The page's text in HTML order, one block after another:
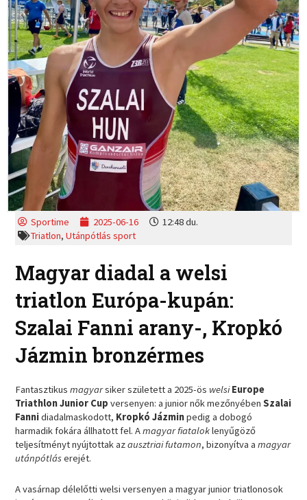
Sportime 2025-06-16
12:48 du.
Triatlon,Utánpótlás sport
Magyar diadal a welsi
triatlon Európa-kupán:
Szalai Fanni arany-, Kropkó
Jázmin bronzérmes
Fantasztikusmagyarsiker született a 2025-ös welsi Europe
Triathlon Junior Cup versenyen: a junior nők mezőnyébenSzalai
Fannidiadalmaskodott, Kropkó Jázminpedig a dobogó
harmadik fokára állhatott fel. Amagyar fiataloklenyűgöző
teljesítményt nyújtottak azausztriai futamon, bizonyítva amagyar
utánpótláserejét.
A vasárnap délelőtti welsi versenyen a magyar junior triatlonosok